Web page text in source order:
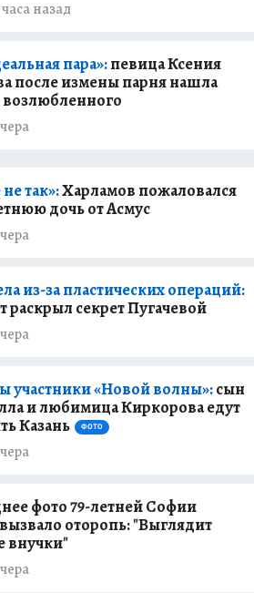
назад
пара»:певица Ксения
после измены парня нашла
возлюбленного
так»:Харламов пожаловался
дочь от Асмус
из-за пластических операций:
раскрыл секрет Пугачевой
участники «Новой волны»:сын
и любимица Киркорова едут
Казань
ФОТО
фото 79-летней Софии
оторопь: "Выглядит
внучки"